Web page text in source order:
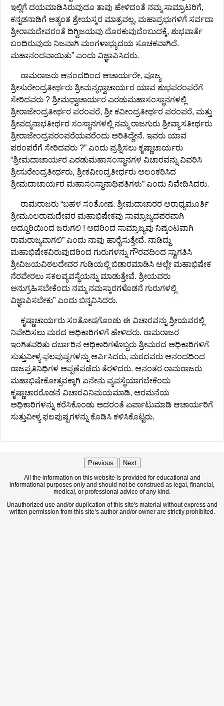
ಇಲ್ಲಿಗೆ ದಯಮಾಡಿಸಿರುವುದೂ ತಾವು ಹೇಳಿದಂತೆ ನಮ್ಮ ಸಾಮ್ರಾಟರಿಗೆ,
ಕನ್ನಡನಾಡಿಗೆ ಅತ್ಯಂತ ಶ್ರೇಯಸ್ಕರ ಮಾತ್ರವಲ್ಲ, ಮಹಾಪ್ರಭುಗಳಿಗೆ ಸರ್ವದಾ
ಶ್ರೀರಾಮದೇವರಂತೆ ದಿಗ್ವಿಜಯವು ದೊರಕುವುದೆಂಬುದಕ್ಕೆ, ಶುಭವಾರ್ತೆ
ಬಂದಿರುವುದು ನಿಜವಾಗಿ ಮಂಗಳಾಭ್ಯುದಯ ಸೂಚಕವಾಗಿದೆ.
ಮಹಾನಂದವಾಯಿತು” ಎಂದು ವಿಜ್ಞಾಪಿಸಿದರು.
ರಾಮರಾಜರು ಆನಂದದಿಂದ ಆಚಾರ್ಯರೇ, ಪೂಜ್ಯ
ಶ್ರೀಸುರೇಂದ್ರತೀರ್ಥರು ಶ್ರೀಮನ್ಮಧ್ವಾಚಾರ್ಯರ ಯಾವ ಶುಭಪರಂಪರೆಗೆ
ಸೇರಿದವರು ? ಶ್ರೀಮಧ್ವಾಚಾರ್ಯರ ಎರಡುಮಹಾಸಂಸ್ಥಾನಗಳಲ್ಲಿ
ಶ್ರೀರಾಜೇಂದ್ರತೀರ್ಥರ ಪರಂಪರೆ, ಶ್ರೀ ಕವೀಂದ್ರತೀರ್ಥರ ಪರಂಪರೆ, ಮತ್ತು
ಶ್ರೀಪದ್ಮನಾಭತೀರ್ಥರ ಸಂಸ್ಥಾನಗಳಲ್ಲಿ ನಮ್ಮ ರಾಜಗುರು ಶ್ರೀವ್ಯಾಸತೀರ್ಥರು
ಶ್ರೀರಾಜೇಂದ್ರಪರಂಪರೆಯವರೆಂದು ಅರಿತಿದ್ದೇನೆ. ಇವರು ಯಾವ
ಪರಂಪರೆಗೆ ಸೇರಿದವರು ?” ಎಂದು ಪ್ರಶ್ನಿಸಲು ಕೃಷ್ಣಾಚಾರ್ಯರು
“ಶ್ರೀಮದಾಚಾರ್ಯರ ಎರಡುಮಹಾಸಂಸ್ಥಾನಗಳ ವಿಚಾರವನ್ನು ವಿವರಿಸಿ
ಶ್ರೀಸುರೇಂದ್ರತೀರ್ಥರು, ಶ್ರೀಕವೀಂದ್ರತೀರ್ಥರು ಅಲಂಕರಿಸಿದ
ಶ್ರೀಮದಾಚಾರ್ಯರ ಮಹಾಸಂಸ್ಥಾನಾಧಿಪತಿಗಳು” ಎಂದು ನಿವೇದಿಸಿದರು.
ರಾಮರಾಜರು “ಬಹಳ ಸಂತೋಷ. ಶ್ರೀಮದಾಚಾರರ ಆರಾಧ್ಯಮೂರ್ತಿ
ಶ್ರೀಮೂಲರಾಮದೇವರ ಮಹಾಭಿಷೇಕವು ಸಾಮ್ರಾಜ್ಯದಪರವಾಗಿ
ಅದ್ದೂರಿಯಿಂದ ಜರುಗಲಿ ! ಅದರಿಂದ ಸಾಮ್ರಾಜ್ಯವು ನಿಷ್ಕಂಟವಾಗಿ
ರಾಮರಾಜ್ಯವಾಗಲಿ” ಎಂದು ನಾವು ಹಾರೈಸುತ್ತೇವೆ. ನಾಡಿದ್ದು
ಮಹಾಭಿಷೇಕವಿರುವುದರಿಂದ ಗುರುಗಳನ್ನು ಗೌರವದಿಂದ ಸ್ವಾಗತಿಸಿ
ಶ್ರೀವಿಜಯವಿಠಲದೇವರ ಗುಡಿಯಲ್ಲಿ ಬಿಡಾರಮಾಡಿಸಿ ಅಲ್ಲೇ ಮಹಾಭಿಷೇಕ
ನೆರವೇರಲು ಸಕಲವ್ಯವಸ್ಥೆಯನ್ನು ಮಾಡುತ್ತೇವೆ. ಶ್ರೀಯವರು
ಅನುಗ್ರಹಿಸಬೇಕೆಂದು ನಮ್ಮ ನಮಸ್ಕಾರಗಳೊಡನೆ ಗುರುಗಳಲ್ಲಿ
ವಿಜ್ಞಾಪಿಸಬೇಕು” ಎಂದು ಬಿನ್ನವಿಸಿದರು.
ಕೃಷ್ಣಾಚಾರ್ಯರು ಸಂತೋಷಗೊಂಡು ಈ ವಿಚಾರವನ್ನು ಶ್ರೀಯವರಲ್ಲಿ
ನಿವೇದಿಸಲು ಮಠದ ಅಧಿಕಾರಿಗಳಿಗೆ ಹೇಳಿದರು. ರಾಮರಾಜರ
ಇಂಗಿತವರಿತು ದರ್ಬಾರಿನ ಅಧಿಕಾರಿಗಳೊಬ್ಬರು ಶ್ರೀಮಠದ ಅಧಿಕಾರಿಗಳಿಗೆ
ಸುತ್ತುವೀಳ್ಯ-ಫಲಪುಷ್ಪಗಳನ್ನು ಅರ್ಪಿಸಿದರು, ಮಠದವರು ಆನಂದದಿಂದ
ರಾಜಪ್ರತಿನಿಧಿಗಳ ಅಪ್ಪಣೆಪಡೆದು ತೆರಳಿದರು. ಆನಂತರ ರಾಮರಾಜರು
ಮಹಾಭಿಷೇಕೋತ್ಸವಕ್ಕಾಗಿ ಏನೇನು ವ್ಯವಸ್ಥೆಯಾಗಬೇಕೆಂದು
ಕೃಷ್ಣಾಚಾರರೊಡನೆ ವಿಚಾರವಿನಿಮಯಮಾಡಿ, ಅರಮನೆಯ
ಅಧಿಕಾರಿಗಳನ್ನು ಕರೆಸಿಕೊಂಡು ಅದರಂತೆ ಏರ್ಪಾಟುಮಾಡಿ ಆಚಾರ್ಯರಿಗೆ
ಸುತ್ತುವೀಳ್ಯ ಫಲಪುಷ್ಪಗಳನ್ನು ಕೊಡಿಸಿ ಕಳಿಸಿಕೊಟ್ಟರು.
Previous Next
All the information on this website is provided for educational and
informational purposes only and should not be construed as legal, financial,
medical, or professional advice of any kind.
Unauthorized use and/or duplication of this site's material without express and
written permission from this site’s author and/or owner are strictly prohibited.